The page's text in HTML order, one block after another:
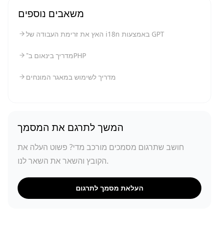
משאבים נוספים
האץ את זרימת העבודה של i18n באמצעות GPT
מדריך בינאום ב־PHP
מדריך לשימוש במאגר המונחים
המשך לתרגם את המסמך
חושב שתרגום מסמכים מורכב מדי? פשוט העלה את
הקובץ והשאר את השאר לנו.
העלאת מסמך לתרגום